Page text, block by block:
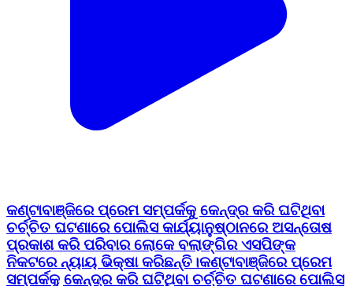
କଣ୍ଟାବାଞ୍ଜିରେ ପ୍ରେମ ସମ୍ପର୍କକୁ କେନ୍ଦ୍ର କରି ଘଟିଥିବା
ଚର୍ଚ୍ଚିତ ଘଟଣାରେ ପୋଲିସ କାର୍ଯ୍ୟାନୁଷ୍ଠାନରେ ଅସନ୍ତୋଷ
ପ୍ରକାଶ କରି ପରିବାର ଲୋକେ ବଲାଙ୍ଗିର ଏସପିଙ୍କ
ନିକଟରେ ନ୍ୟାୟ ଭିକ୍ଷା କରିଛନ୍ତି।କଣ୍ଟାବାଞ୍ଜିରେ ପ୍ରେମ
ସମ୍ପର୍କକୁ କେନ୍ଦ୍ର କରି ଘଟିଥିବା ଚର୍ଚ୍ଚିତ ଘଟଣାରେ ପୋଲିସ